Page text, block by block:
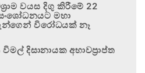
වයස දිගු කිරීමේ 22
මහා
විරෝධයක් නෑ
විමල් දිසානායක අභාවප්‍රාප්ත